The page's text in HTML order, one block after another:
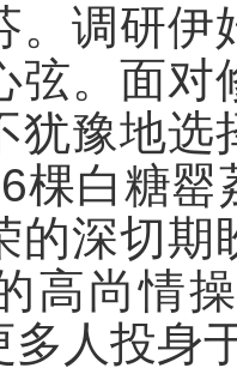
。调研
弦。面对
犹豫地选
棵白糖
的深切期
高尚情
多人投身